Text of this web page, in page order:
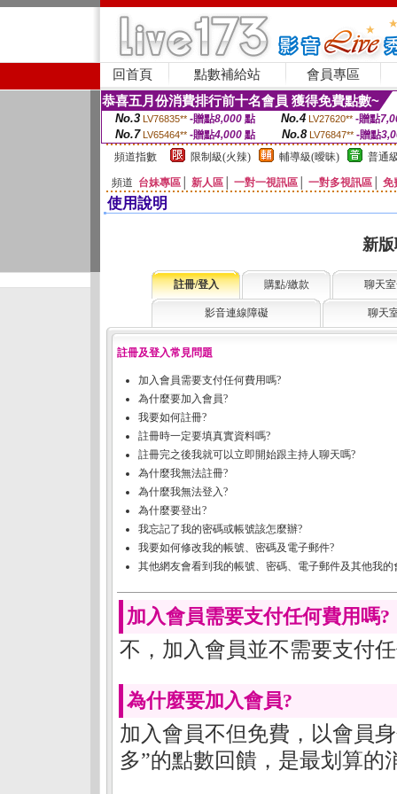
回首頁 點數補給站 會員專區
恭喜五月份消費排行前十名會員 獲得免費點數~
No.3 LV76835** -贈點8,000點 No.4 LV27620** -贈點
No.7 LV65464** -贈點4,000 點 No.8 LV76847** -贈點
頻道指數
限制級(火辣) 輔導級(曖昧) 普通
頻道 台妹專區 新人區 一對一視訊區 一對多視訊區 免
使用說明
新
註冊/登入 購點/繳款 聊天
影音連線障礙 聊天
註冊及登入常見問題
加入會員需要支付任何費用嗎?
為什麼要加入會員?
我要如何註冊?
註冊時一定要填真實資料嗎?
註冊完之後我就可以立即開始跟主持人聊天嗎?
為什麼我無法註冊?
為什麼我無法登入?
為什麼要登出?
我忘記了我的密碼或帳號該怎麼辦?
我要如何修改我的帳號、密碼及電子郵件?
其他網友會看到我的帳號、密碼、電子郵件及其他我的
加入會員需要支付任何費用嗎?
不，加入會員並不需要支付
為什麼要加入會員?
加入會員不但免費，以會員
多”的點數回饋，是最划算的